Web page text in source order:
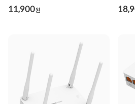
11,900원